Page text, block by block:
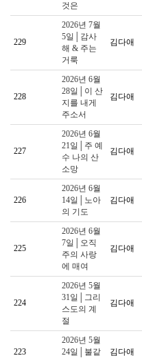
것은
229
2026년 7월
5일│감사
해 & 주는
거룩
김다애
228
2026년 6월
28일│이 산
지를 내게
주소서
김다애
227
2026년 6월
21일│주 예
수 나의 산
소망
김다애
226
2026년 6월
14일│노아
의 기도
김다애
225
2026년 6월
7일│오직
주의 사랑
에 매여
김다애
224
2026년 5월
31일│그리
스도의 계
절
김다애
223
2026년 5월
24일│불같
김다애